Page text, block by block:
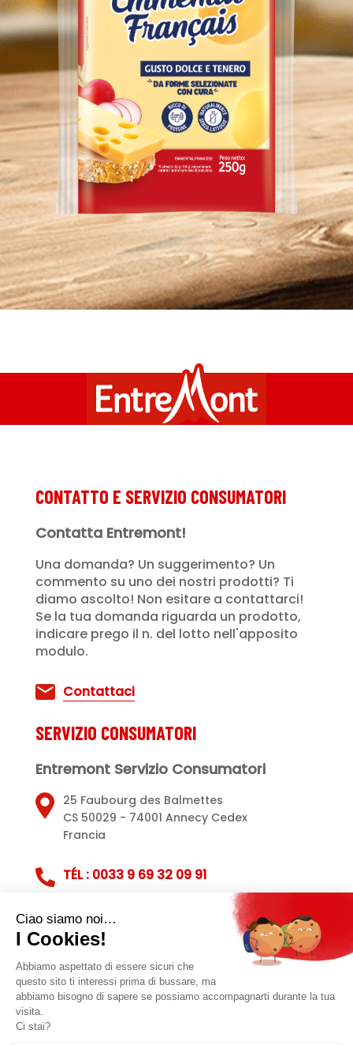
CONTATTO E SERVIZIO CONSUMATORI
Contatta Entremont!
Una domanda? Un suggerimento? Un
commento su uno dei nostri prodotti? Ti
diamo ascolto! Non esitare a contattarci!
Se la tua domanda riguarda un prodotto,
indicare prego il n. del lotto nell'apposito
modulo.
Contattaci
SERVIZIO CONSUMATORI
Entremont Servizio Consumatori
25 Faubourg des Balmettes
CS 50029 - 74001 Annecy Cedex
Francia
TÉL : 0033 9 69 32 09 91
Servizio clienti